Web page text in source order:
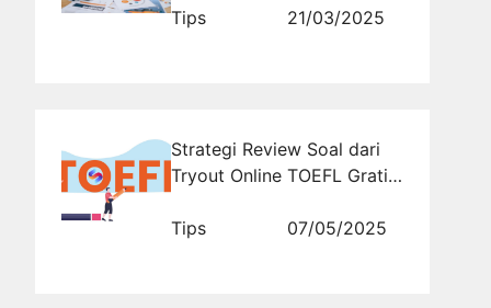
untuk Hasil yang Lebih Baik
Tips 21/03/2025
Strategi Review Soal dari
Tryout Online TOEFL Gratis
Tips
07/05/2025